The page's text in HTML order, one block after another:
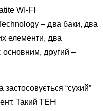
WI-FI
– два баки, два
елементи, два
основним, другий –
“сухий”
Такий ТЕН